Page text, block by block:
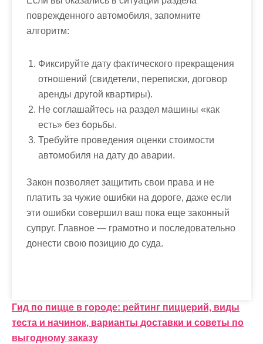
поврежденного автомобиля, запомните
алгоритм:
Фиксируйте дату фактического прекращения
отношений (свидетели, переписки, договор
аренды другой квартиры).
Не соглашайтесь на раздел машины «как
есть» без борьбы.
Требуйте проведения оценки стоимости
автомобиля на дату до аварии.
Закон позволяет защитить свои права и не
платить за чужие ошибки на дороге, даже если
эти ошибки совершил ваш пока еще законный
супруг. Главное — грамотно и последовательно
донести свою позицию до суда.
Н
а
Гид по пицце в городе: рейтинг пиццерий, виды
теста и начинок, варианты доставки и советы по
выгодному заказу